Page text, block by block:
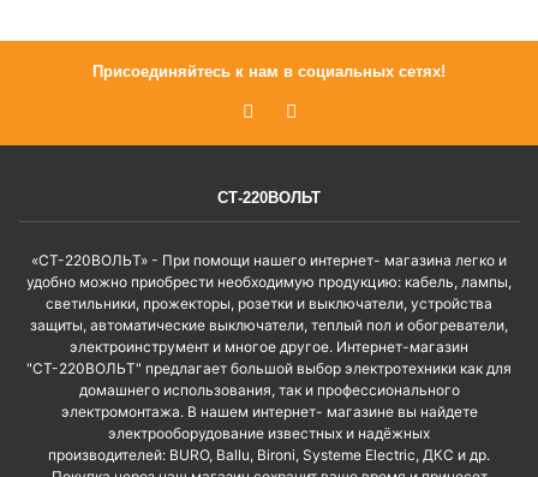
Присоединяйтесь к нам в социальных сетях!
СТ-220ВОЛЬТ
«СТ-220ВОЛЬТ» - При помощи нашего интернет- магазина легко и
удобно можно приобрести необходимую продукцию: кабель, лампы,
светильники, прожекторы, розетки и выключатели, устройства
защиты, автоматические выключатели, теплый пол и обогреватели,
электроинструмент и многое другое. Интернет-магазин
"СТ-220ВОЛЬТ" предлагает большой выбор электротехники как для
домашнего использования, так и профессионального
электромонтажа. В нашем интернет- магазине вы найдете
электрооборудование известных и надёжных
производителей: BURO, Ballu, Bironi, Systeme Electric, ДКС и др.